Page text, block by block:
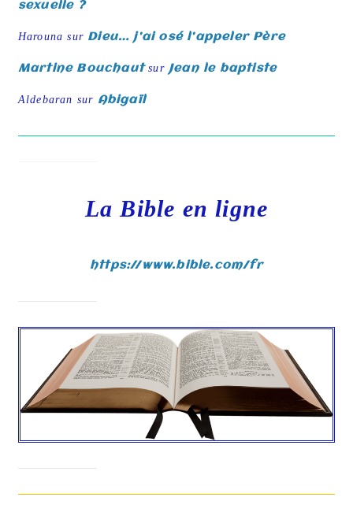
sexuelle ?
Harouna sur Dieu… j’ai osé l’appeler Père
Martine Bouchautsur Jean le baptiste
Aldebaran sur Abigaïl
La Bible en ligne
https://www.bible.com/fr